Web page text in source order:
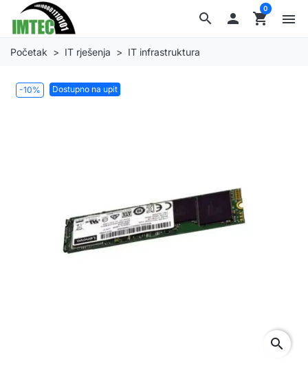
search  shopping_cart
0
menu
Početak IT rješenja IT infrastruktura
-10% Dostupno na upit
search